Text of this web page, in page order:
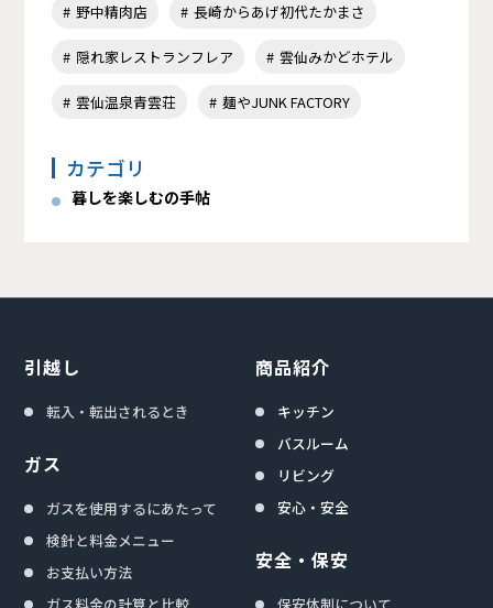
野中精肉店 長崎からあげ初代たかまさ
隠れ家レストランフレア 雲仙みかどホテル
雲仙温泉青雲荘 麺やJUNK FACTORY
カテゴリ
暮しを楽しむの手帖
引越し
転入・転出されるとき
ガス
ガスを使用するにあたって
検針と料金メニュー
お支払い方法
商品紹介
キッチン
バスルーム
リビング
安心・安全
安全・保安